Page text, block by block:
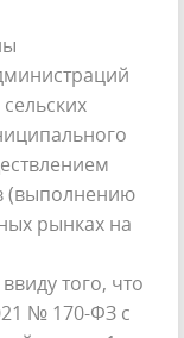
(выполнению
рынках на
того, что
№ 170-ФЗ с